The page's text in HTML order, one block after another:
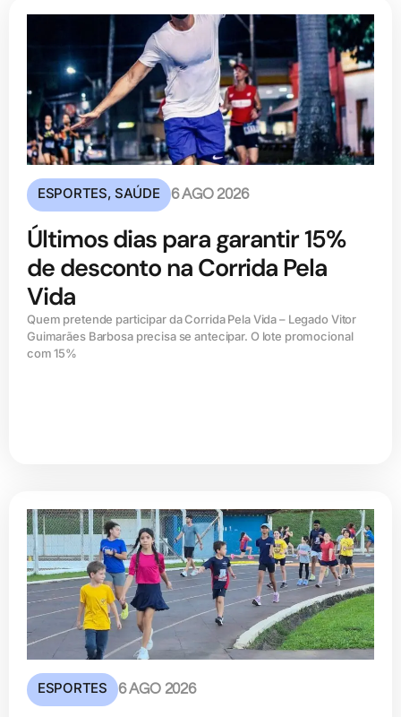
ESPORTES,SAÚDE 6 AGO 2026
Últimos dias para garantir 15%
de desconto na Corrida Pela
Vida
Quem pretende participar da Corrida Pela Vida – Legado Vitor
Guimarães Barbosa precisa se antecipar. O lote promocional
com 15%
ESPORTES 6 AGO 2026